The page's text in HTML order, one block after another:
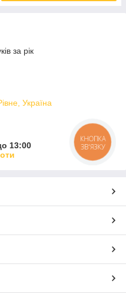
за рік
Україна
13:00
КНОПКА
ЗВ'ЯЗКУ